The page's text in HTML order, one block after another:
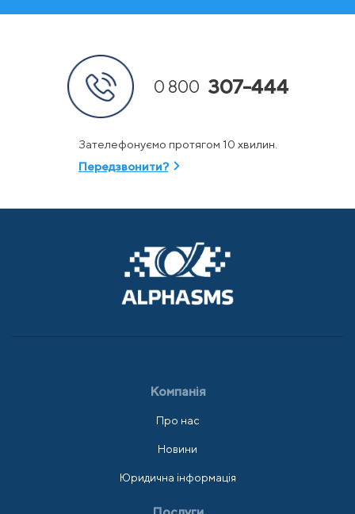
0 800 307-444
Зателефонуємо протягом 10 хвилин.
Передзвонити?
Компанія
Про нас
Новини
Юридична інформація